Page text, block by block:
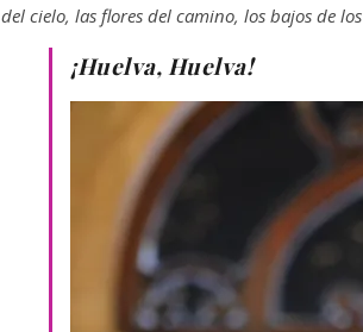
del cielo, las flores del camino, los bajos de
¡Huelva, Huelva!